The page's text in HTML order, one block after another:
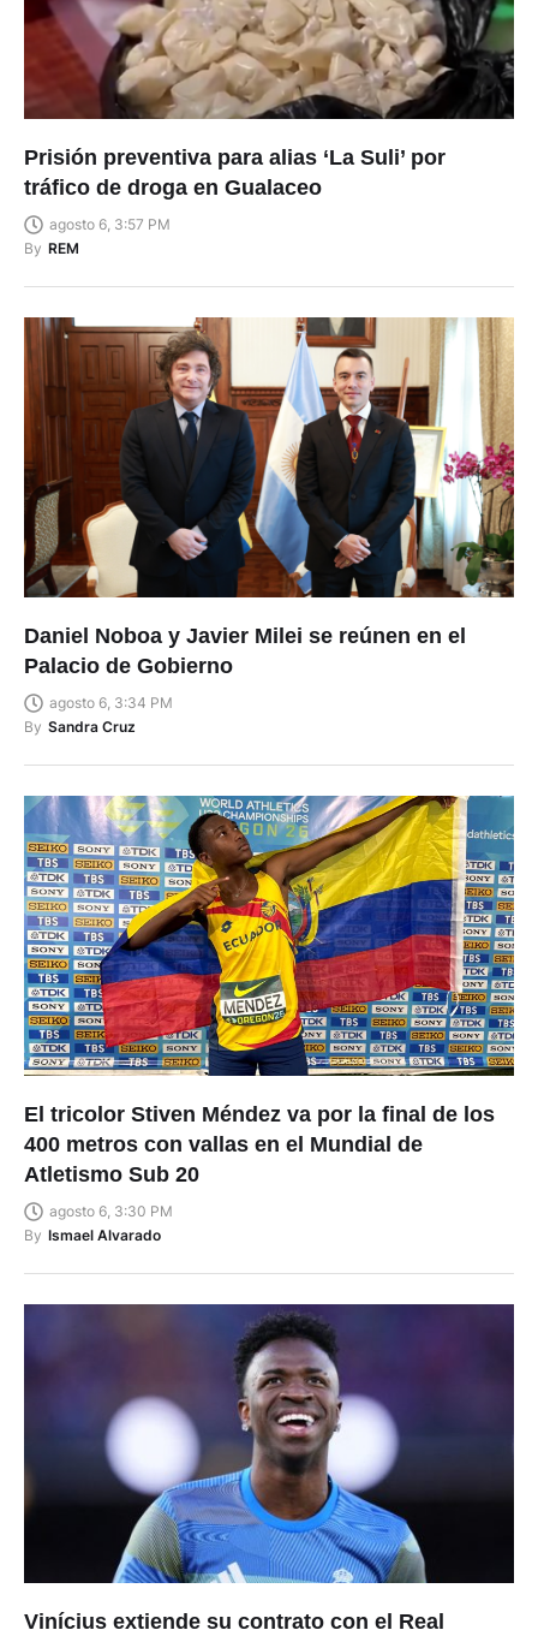
Prisión preventiva para alias ‘La Suli’ por
tráfico de droga en Gualaceo
agosto 6, 3:57 PM
By REM
Daniel Noboa y Javier Milei se reúnen en el
Palacio de Gobierno
agosto 6, 3:34 PM
By Sandra Cruz
El tricolor Stiven Méndez va por la final de los
400 metros con vallas en el Mundial de
Atletismo Sub 20
agosto 6, 3:30 PM
By Ismael Alvarado
Vinícius extiende su contrato con el Real